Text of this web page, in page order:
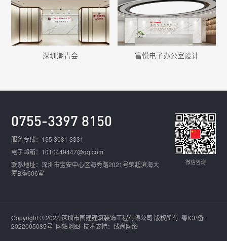
深圳潮青会 富悦电子办公室设计
0755-3397 8150
服务专线：135 3031 3331
电子邮箱：1010449447@qq.com
联系地址：深圳市宝安中心区海秀路2021号荣超滨海大
厦B座606室
微信咨询
Copyright © 2022 深圳市国建建筑装饰工程有限公司 版权所有粤ICP备
2022005085号 网站地图 技术支持：线尚网络